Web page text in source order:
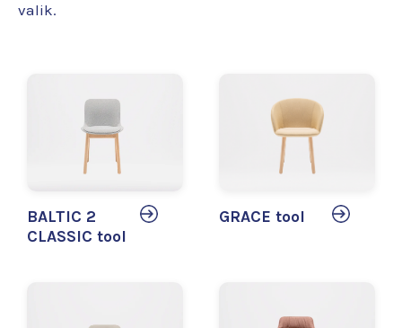
valik.
BALTIC 2
CLASSIC tool
GRACE tool